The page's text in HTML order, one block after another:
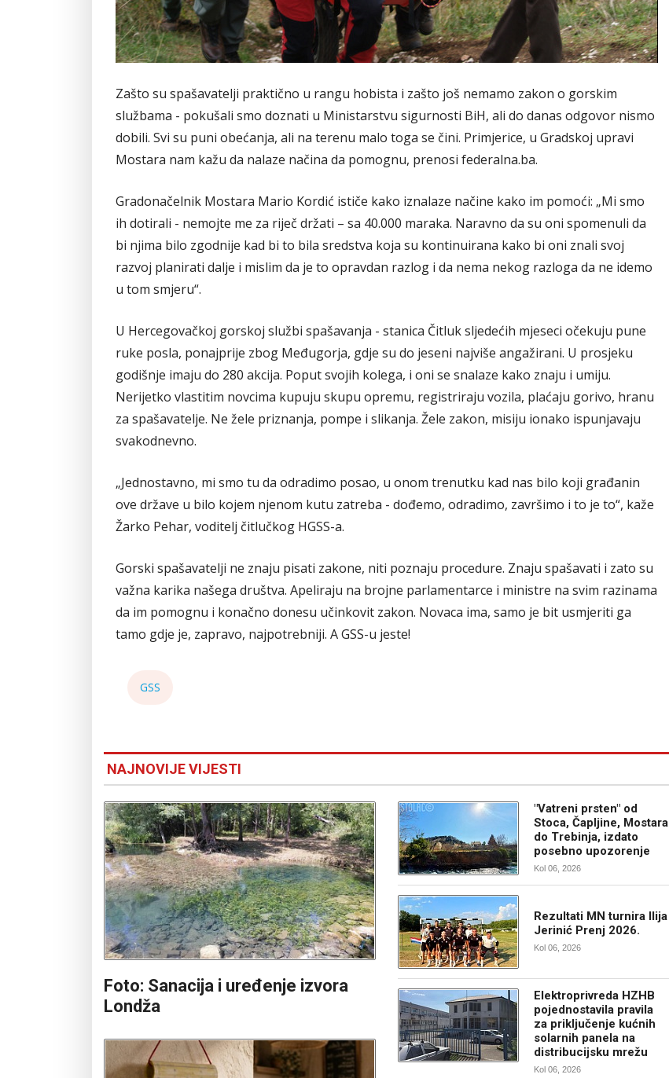
Zašto su spašavatelji praktično u rangu hobista i zašto još nemamo zakon o gorskim
službama - pokušali smo doznati u Ministarstvu sigurnosti BiH, ali do danas odgovor nismo
dobili. Svi su puni obećanja, ali na terenu malo toga se čini. Primjerice, u Gradskoj upravi
Mostara nam kažu da nalaze načina da pomognu, prenosi federalna.ba.
Gradonačelnik Mostara Mario Kordić ističe kako iznalaze načine kako im pomoći: „Mi smo
ih dotirali - nemojte me za riječ držati – sa 40.000 maraka. Naravno da su oni spomenuli da
bi njima bilo zgodnije kad bi to bila sredstva koja su kontinuirana kako bi oni znali svoj
razvoj planirati dalje i mislim da je to opravdan razlog i da nema nekog razloga da ne idemo
u tom smjeru“.
U Hercegovačkoj gorskoj službi spašavanja - stanica Čitluk sljedećih mjeseci očekuju pune
ruke posla, ponajprije zbog Međugorja, gdje su do jeseni najviše angažirani. U prosjeku
godišnje imaju do 280 akcija. Poput svojih kolega, i oni se snalaze kako znaju i umiju.
Nerijetko vlastitim novcima kupuju skupu opremu, registriraju vozila, plaćaju gorivo, hranu
za spašavatelje. Ne žele priznanja, pompe i slikanja. Žele zakon, misiju ionako ispunjavaju
svakodnevno.
„Jednostavno, mi smo tu da odradimo posao, u onom trenutku kad nas bilo koji građanin
ove države u bilo kojem njenom kutu zatreba - dođemo, odradimo, završimo i to je to“, kaže
Žarko Pehar, voditelj čitlučkog HGSS-a.
Gorski spašavatelji ne znaju pisati zakone, niti poznaju procedure. Znaju spašavati i zato su
važna karika našega društva. Apeliraju na brojne parlamentarce i ministre na svim razinama
da im pomognu i konačno donesu učinkovit zakon. Novaca ima, samo je bit usmjeriti ga
tamo gdje je, zapravo, najpotrebniji. A GSS-u jeste!
GSS
NAJNOVIJE VIJESTI
Foto: Sanacija i uređenje izvora
Londža
"Vatreni prsten" od
Stoca, Čapljine, Mostara
do Trebinja, izdato
posebno upozorenje
Kol 06, 2026
Rezultati MN turnira Ilija
Jerinić Prenj 2026.
Kol 06, 2026
Elektroprivreda HZHB
pojednostavila pravila
za priključenje kućnih
solarnih panela na
distribucijsku mrežu
Kol 06, 2026